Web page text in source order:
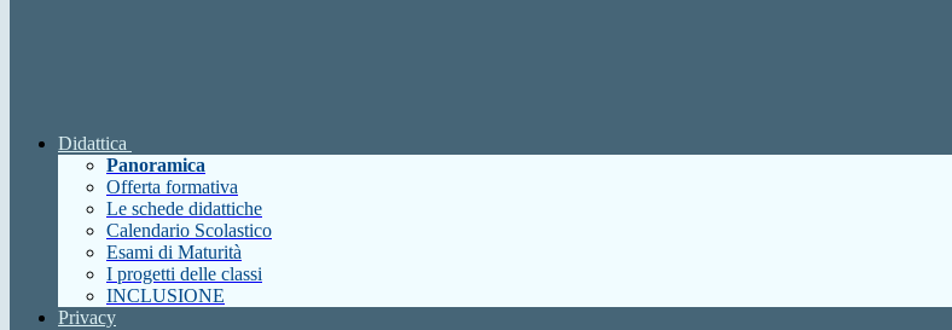
Didattica
Panoramica
Offerta formativa
Le schede didattiche
Calendario Scolastico
Esami di Maturità
I progetti delle classi
INCLUSIONE
Privacy